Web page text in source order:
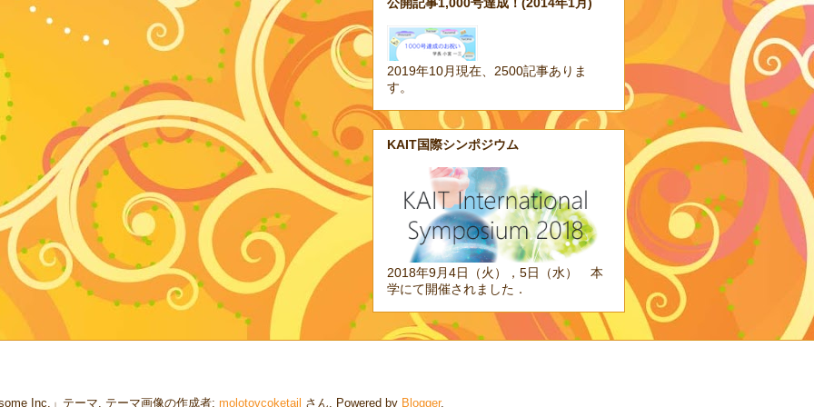
2019年10月現在、2500記事ありま
す。
KAIT国際シンポジウム
2018年9月4日（火），5日（水） 本
学にて開催されました．
Inc.」テーマ. テーマ画像の作成者: molotovcoketail さん. Powered by Blogger.